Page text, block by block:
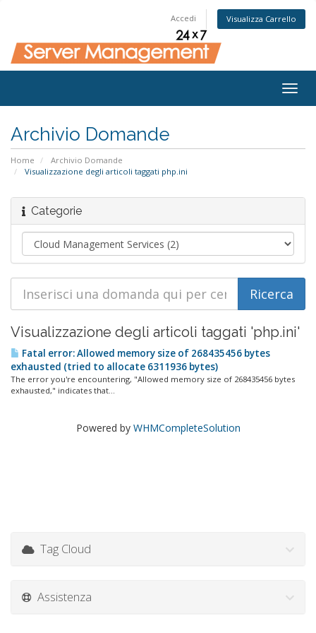
Accedi Visualizza Carrello
Archivio Domande
Home
Archivio Domande
Visualizzazione degli articoli taggati php.ini
Categorie
Visualizzazione degli articoli taggati 'php.ini'
Fatal error: Allowed memory size of 268435456 bytes
exhausted (tried to allocate 6311936 bytes)
The error you're encountering, "Allowed memory size of 268435456 bytes
exhausted," indicates that...
Powered by WHMCompleteSolution
Tag Cloud
Assistenza